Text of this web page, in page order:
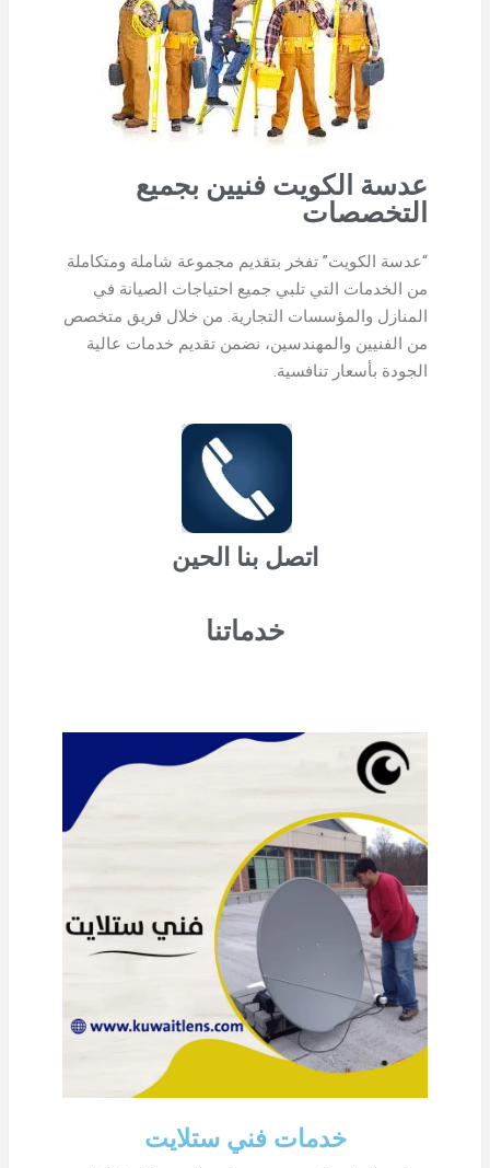
عدسة الكويت فنيين بجميع
التخصصات
“عدسة الكويت” تفخر بتقديم مجموعة شاملة ومتكاملة
من الخدمات التي تلبي جميع احتياجات الصيانة في
المنازل والمؤسسات التجارية. من خلال فريق متخصص
من الفنيين والمهندسين، نضمن تقديم خدمات عالية
الجودة بأسعار تنافسية.
اتصل بنا الحين
خدماتنا
خدمات فني ستلايت